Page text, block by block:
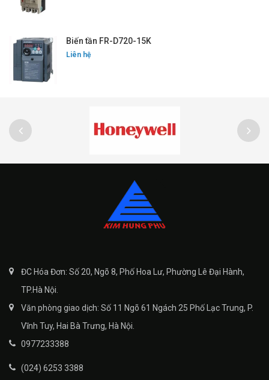
Biến tần FR-D720-15K
Liên hệ
ĐC Hóa Đơn: Số 20, Ngõ 8, Phố Hoa Lư, Phường Lê Đại Hành,
TP.Hà Nội.
Văn phòng giao dịch: Số 11 Ngõ 61 Ngách 25 Phố Lạc Trung, P.
Vĩnh Tuy, Hai Bà Trưng, Hà Nội.
0977233388
(024) 6253 3388